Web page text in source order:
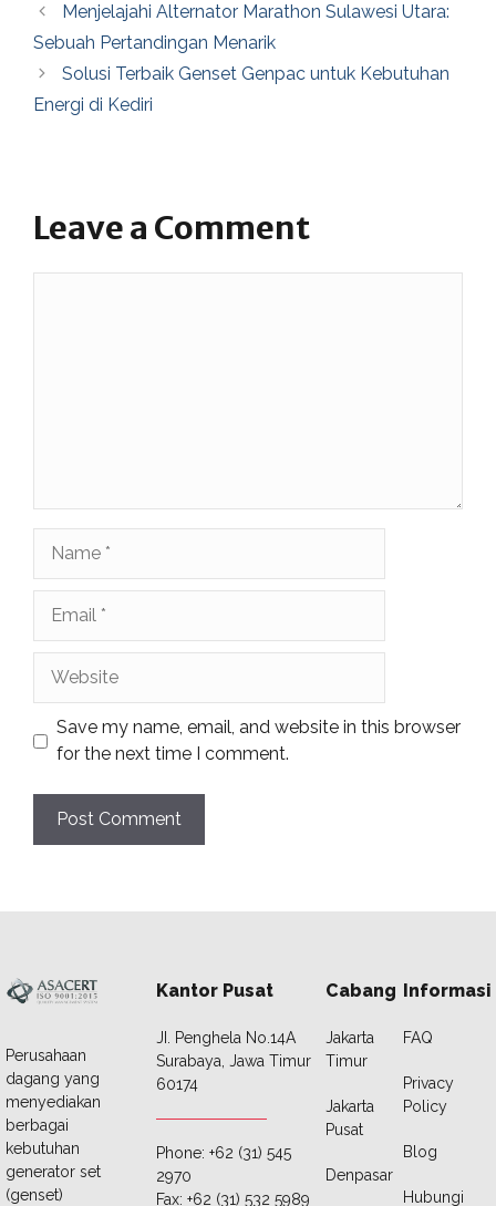
Menjelajahi Alternator Marathon Sulawesi Utara:
Sebuah Pertandingan Menarik
Solusi Terbaik Genset Genpac untuk Kebutuhan
Energi di Kediri
Leave a Comment
Save my name, email, and website in this browser
for the next time I comment.
Perusahaan
dagang yang
menyediakan
berbagai
kebutuhan
generator set
(genset)
Kantor Pusat
JI. Penghela No.14A
Surabaya, Jawa Timur
60174
Phone: +62 (31) 545
2970
Fax: +62 (31) 532 5989
Cabang
Jakarta
Timur
Jakarta
Pusat
Denpasar
Informasi
FAQ
Privacy
Policy
Blog
Hubungi